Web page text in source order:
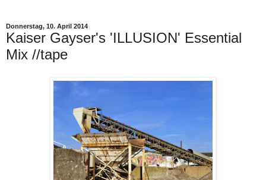
Donnerstag, 10. April 2014
Kaiser Gayser's 'ILLUSION' Essential
Mix //tape